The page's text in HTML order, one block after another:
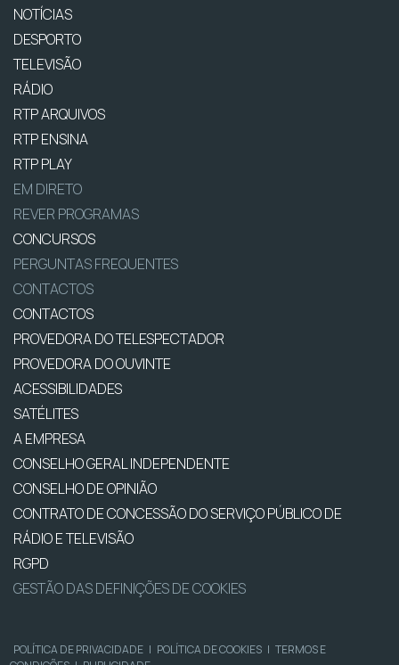
NOTÍCIAS
DESPORTO
TELEVISÃO
RÁDIO
RTP ARQUIVOS
RTP ENSINA
RTP PLAY
EM DIRETO
REVER PROGRAMAS
CONCURSOS
PERGUNTAS FREQUENTES
CONTACTOS
CONTACTOS
PROVEDORA DO TELESPECTADOR
PROVEDORA DO OUVINTE
ACESSIBILIDADES
SATÉLITES
A EMPRESA
CONSELHO GERAL INDEPENDENTE
CONSELHO DE OPINIÃO
CONTRATO DE CONCESSÃO DO SERVIÇO PÚBLICO DE
RÁDIO E TELEVISÃO
RGPD
GESTÃO DAS DEFINIÇÕES DE COOKIES
POLÍTICA DE PRIVACIDADE | POLÍTICA DE COOKIES | TERMOS E